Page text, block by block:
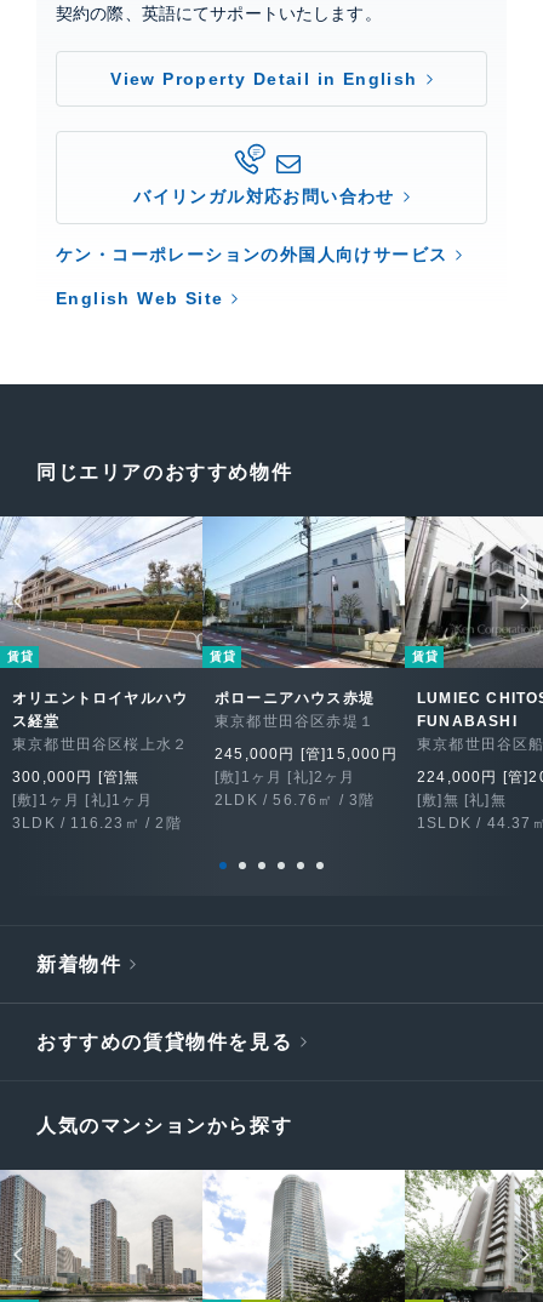
契約の際、英語にてサポートいたします。
View Property Detail in English
バイリンガル対応お問い合わせ
ケン・コーポレーションの外国人向けサービス
English Web Site
同じエリアのおすすめ物件
賃貸
オリエントロイヤルハウ
ス経堂
東京都世田谷区桜上水２
300,000円 [管]無
[敷]1ヶ月 [礼]1ヶ月
3LDK / 116.23㎡ / 2階
賃貸
ポローニアハウス赤堤
東京都世田谷区赤堤１
245,000円 [管]15,000円
[敷]1ヶ月 [礼]2ヶ月
2LDK / 56.76㎡ / 3階
賃貸
LUMIEC
FUNABASHI
東京都世田谷区
224,000円 [管
[敷]無 [礼]無
1SLDK / 44.37
新着物件
おすすめの賃貸物件を見る
人気のマンションから探す